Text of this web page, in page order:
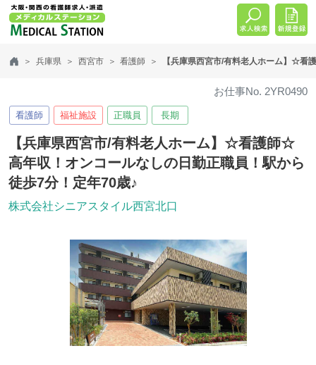
兵庫県 西宮市 看護師 【兵庫県西宮市/有料老人ホーム】☆看
お仕事No. 2YR0490
看護師 福祉施設 正職員 長期
【兵庫県西宮市/有料老人ホーム】☆看護師☆
高年収！オンコールなしの日勤正職員！駅から
徒歩7分！定年70歳♪
株式会社シニアスタイル西宮北口